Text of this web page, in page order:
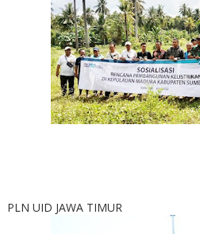
PLN UID JAWA TIMUR